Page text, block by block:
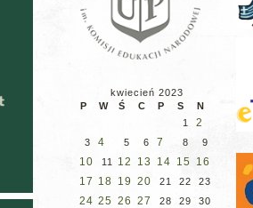
kwiecień 2023
P
W Ś C P S
N
1
2
3 4 5 6 7 8 9
10 11 12 13 14 15
16
17 18 19 20 21 22 23
24 25 26 27 28 29 30